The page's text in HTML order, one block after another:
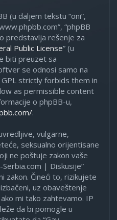
(u daljem tekstu “oni”,
“phpBB
predstavlja rešenje za
Public License” (u
biti preuzet sa
se odnosi samo na
strictly forbids them in
as permissible content
o phpBB-u,
.
vulgarne,
seksualno orijentisane
ne poštuje zakon vaše
| Diskusije”
zakon. Čineći to, rizikujete
uz obaveštenje
mi tako zahtevamo. IP
da bi pomogle u